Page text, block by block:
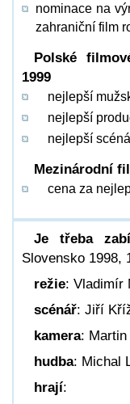
nominace na
zahraniční film
Polské
1999
nejlepší
nejlepší
nejlepší
Mezinárodní
cena za
Je třeba
Slovensko 1998,
režie: Vladimír
scénář: Jiří
kamera: Martin
hudba: Michal
hrají: